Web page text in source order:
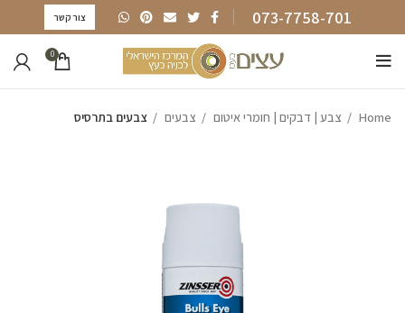
073-7758-701 צור קשר
0
Home צבע | דבקים | חומרי איטום צבעים צבעים בתרסיס